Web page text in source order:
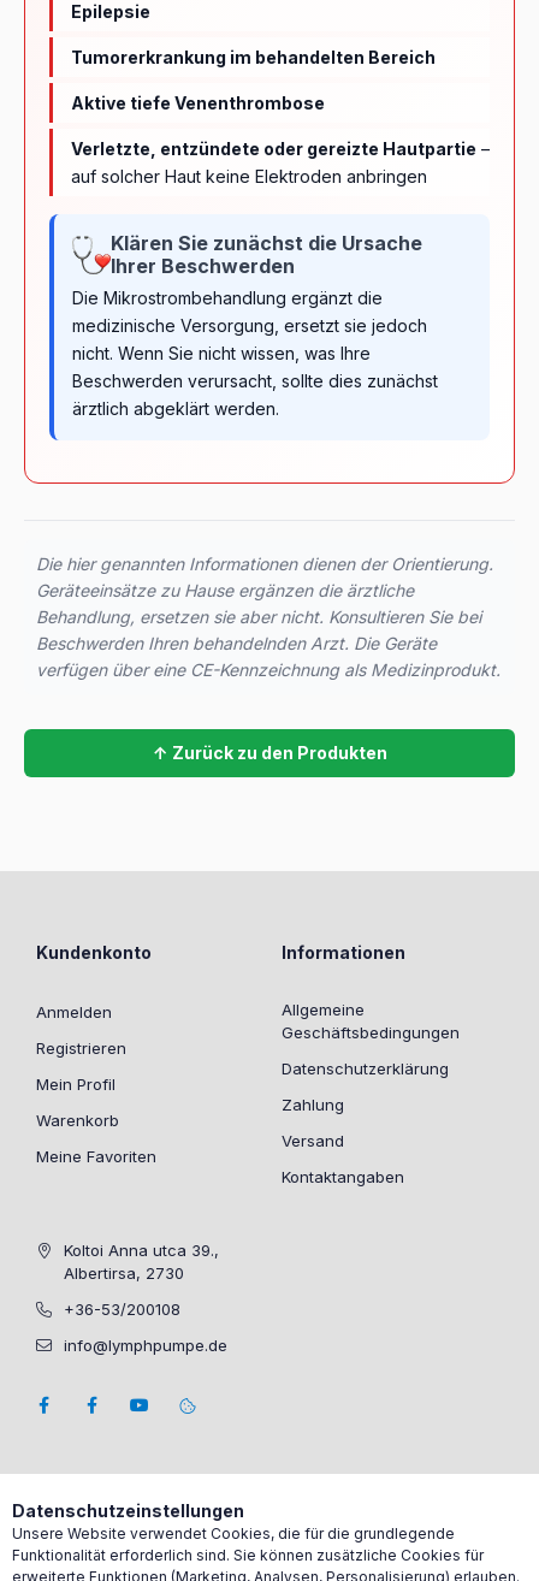
Epilepsie
Tumorerkrankung im behandelten Bereich
Aktive tiefe Venenthrombose
Verletzte, entzündete oder gereizte Hautpartie –
auf solcher Haut keine Elektroden anbringen
Klären Sie zunächst die Ursache
Ihrer Beschwerden
Die Mikrostrombehandlung ergänzt die
medizinische Versorgung, ersetzt sie jedoch
nicht. Wenn Sie nicht wissen, was Ihre
Beschwerden verursacht, sollte dies zunächst
ärztlich abgeklärt werden.
Die hier genannten Informationen dienen der Orientierung.
Geräteeinsätze zu Hause ergänzen die ärztliche
Behandlung, ersetzen sie aber nicht. Konsultieren Sie bei
Beschwerden Ihren behandelnden Arzt. Die Geräte
verfügen über eine CE-Kennzeichnung als Medizinprodukt.
↑ Zurück zu den Produkten
Kundenkonto
Anmelden
Registrieren
Mein Profil
Warenkorb
Meine Favoriten
Informationen
Allgemeine
Geschäftsbedingungen
Datenschutzerklärung
Zahlung
Versand
Kontaktangaben
Koltoi Anna utca 39.,
Albertirsa, 2730
+36-53/200108
info@lymphpumpe.de
Datenschutzeinstellungen
Unsere Website verwendet Cookies, die für die grundlegende
Funktionalität erforderlich sind. Sie können zusätzliche Cookies für
erweiterte Funktionen (Marketing, Analysen, Personalisierung) erlauben.